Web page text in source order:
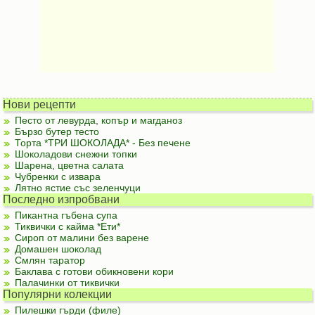
Нови рецепти
Песто от левурда, копър и магданоз
Бързо бутер тесто
Торта *ТРИ ШОКОЛАДА* - Без печене
Шоколадови снежни топки
Шарена, цветна салата
Чубренки с извара
Лятно ястие със зеленчуци
Последно изпробвани
Пикантна гъбена супа
Тиквички с кайма *Ети*
Сироп от малини без варене
Домашен шоколад
Смлян таратор
Баклава с готови обикновени кори
Палачинки от тиквички
Популярни колекции
Пилешки гърди (филе)